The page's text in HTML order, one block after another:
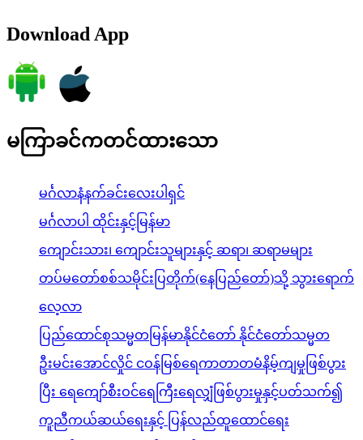
Download App
မကြာခင်ကတင်ထားသော
မင်္ဂလာနံနက်ခင်းလေးပါရှင်
မင်္ဂလာပါ ထိုင်းနှင့်မြန်မာ
ကျောင်းသား၊ ကျောင်းသူများနှင့် ဆရာ၊ ဆရာမများ
တပ်မတော်စစ်သမိုင်းပြတိုက်(နေပြည်တော်)သို့ သွားရောက်
လေ့လာ
ပြည်ထောင်စုသမ္မတမြန်မာနိုင်ငံတော် နိုင်ငံတော်သမ္မတ
ဦးမင်းအောင်လှိုင် ငဝန်မြစ်ရေကာတာတမံနိမ့်ကျမှုဖြစ်ပွား
ပြီး ရေကျော်စီးဝင်ရေကြီးရေလျှံဖြစ်ပွားမှုနှင့်ပတ်သက်၍
ကူညီကယ်ဆယ်ရေးနှင့် ပြန်လည်ထူထောင်ရေး